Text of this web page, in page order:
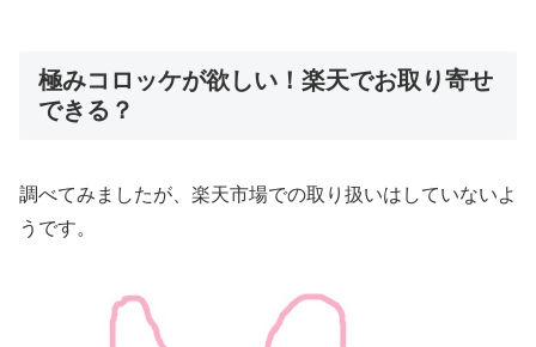
極みコロッケが欲しい！楽天でお取り寄せ
できる？
調べてみましたが、 楽天市場での取り扱いはしていないよ
うです。